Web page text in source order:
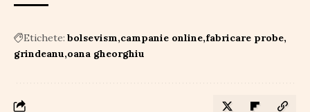
Etichete: bolsevism campanie online fabricare probe
grindeanu oana gheorghiu